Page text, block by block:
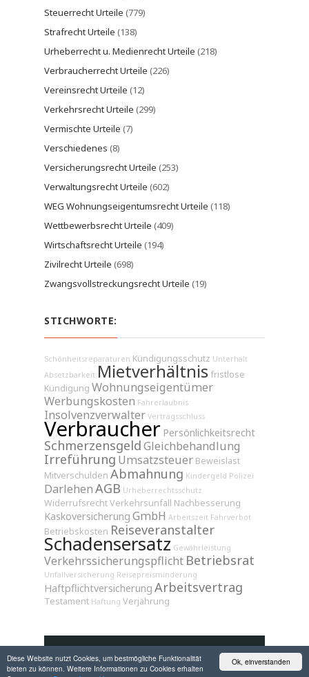
Ok, einverstanden
Diese Website nutzt Cookies, um bestmögliche Funktionalität
bieten zu können. Weitere Informationen zu Cookies erhalten
Steuerrecht Urteile (779)
Strafrecht Urteile (138)
Urheberrecht u. Medienrecht Urteile (218)
Verbraucherrecht Urteile (226)
Vereinsrecht Urteile (12)
Verkehrsrecht Urteile (299)
Vermischte Urteile (7)
Verschiedenes (8)
Versicherungsrecht Urteile (253)
Verwaltungsrecht Urteile (602)
WEG Wohnungseigentumsrecht Urteile (118)
Wettbewerbsrecht Urteile (409)
Wirtschaftsrecht Urteile (194)
Zivilrecht Urteile (698)
Zwangsvollstreckungsrecht Urteile (19)
STICHWORTE:
Schönheitsreparaturen Kündigungsschutz Unterhalt
Absetzbarkeit Mietverhältnis fristlose
Kündigung Wohnungseigentümer
Werbungskosten Fahrerlaubnis
Insolvenzverwalter Vertragsschluss
Verbraucher Persönlichkeitsrecht
SchmerzensgeldGleichbehandlung
Irreführung Umsatzsteuer Beweislast
Mitverschulden Abmahnung Kindergeld Polizei
DarlehenAGB Urheberrechtsschutz
WiderrufsrechtVerkehrsunfall Nachbesserung
Kaskoversicherung GmbH Arbeitszeit Fahrverbot
Betriebskosten Reiseveranstalter
Schadensersatz Gewährleistung
Verkehrssicherungspflicht Betriebsrat
Unfallversicherung Reisepreisminderung
Haftpflichtversicherung Arbeitsvertrag
Testament Haftung Verjährung